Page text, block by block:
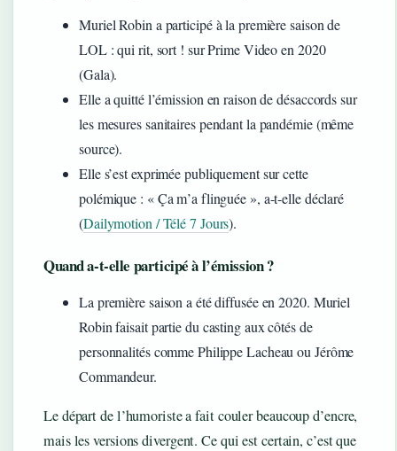
Muriel Robin a participé à la première saison de
LOL : qui rit, sort ! sur Prime Video en 2020
(Gala).
Elle a quitté l’émission en raison de désaccords sur
les mesures sanitaires pendant la pandémie (même
source).
Elle s’est exprimée publiquement sur cette
polémique : « Ça m’a flinguée », a-t-elle déclaré
(Dailymotion / Télé 7 Jours).
Quand a-t-elle participé à l’émission ?
La première saison a été diffusée en 2020. Muriel
Robin faisait partie du casting aux côtés de
personnalités comme Philippe Lacheau ou Jérôme
Commandeur.
Le départ de l’humoriste a fait couler beaucoup d’encre,
mais les versions divergent. Ce qui est certain, c’est que